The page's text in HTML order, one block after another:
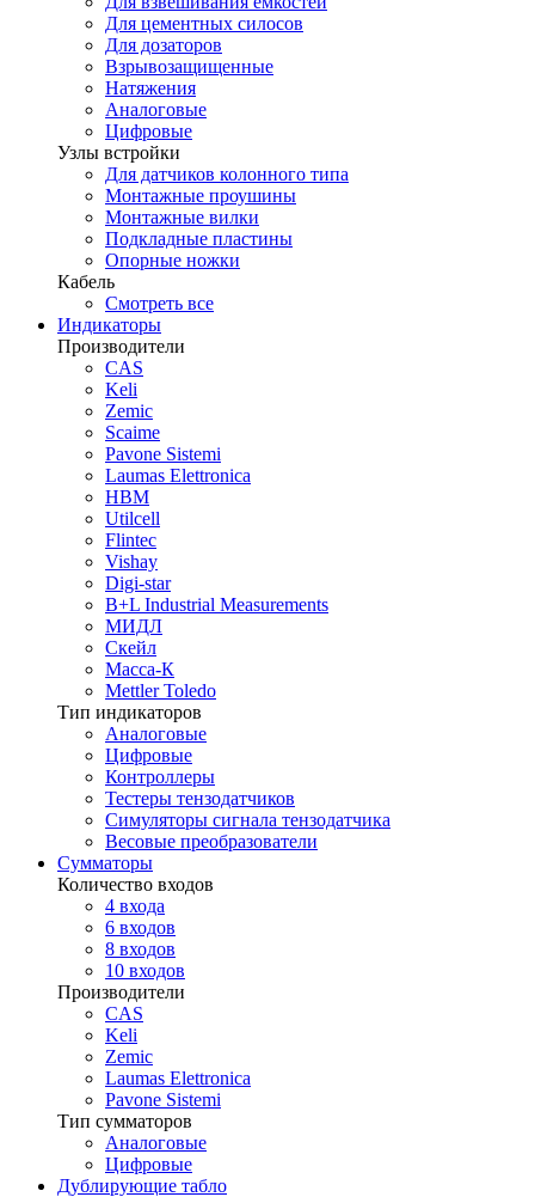
Для цементных силосов
Для дозаторов
Взрывозащищенные
Натяжения
Аналоговые
Цифровые
Узлы встройки
Для датчиков колонного типа
Монтажные проушины
Монтажные вилки
Подкладные пластины
Опорные ножки
Кабель
Смотреть все
Индикаторы
Производители
CAS
Keli
Zemic
Scaime
Pavone Sistemi
Laumas Elettronica
HBM
Utilcell
Flintec
Vishay
Digi-star
B+L Industrial Measurements
МИДЛ
Скейл
Масса-К
Mettler Toledo
Тип индикаторов
Аналоговые
Цифровые
Контроллеры
Тестеры тензодатчиков
Симуляторы сигнала тензодатчика
Весовые преобразователи
Сумматоры
Количество входов
4 входа
6 входов
8 входов
10 входов
Производители
CAS
Keli
Zemic
Laumas Elettronica
Pavone Sistemi
Тип сумматоров
Аналоговые
Цифровые
Дублирующие табло